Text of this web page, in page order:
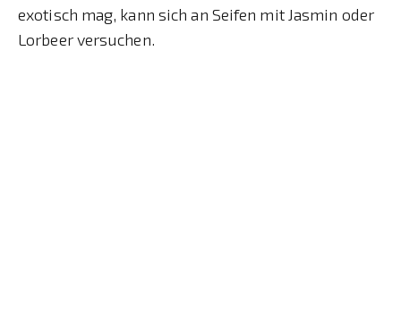
exotisch mag, kann sich an Seifen mit Jasmin oder
Lorbeer versuchen.